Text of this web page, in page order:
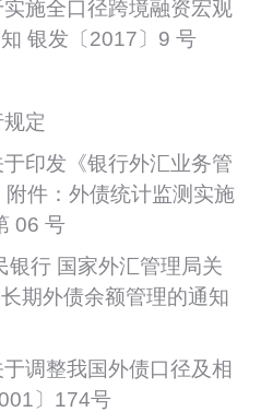
施全口径跨境融资宏观
银发〔2017〕9 号
定
印发《银行外汇业务管
件：外债统计监测实施
06 号
银行 国家外汇管理局关
期外债余额管理的通知
调整我国外债口径及相
〕174号